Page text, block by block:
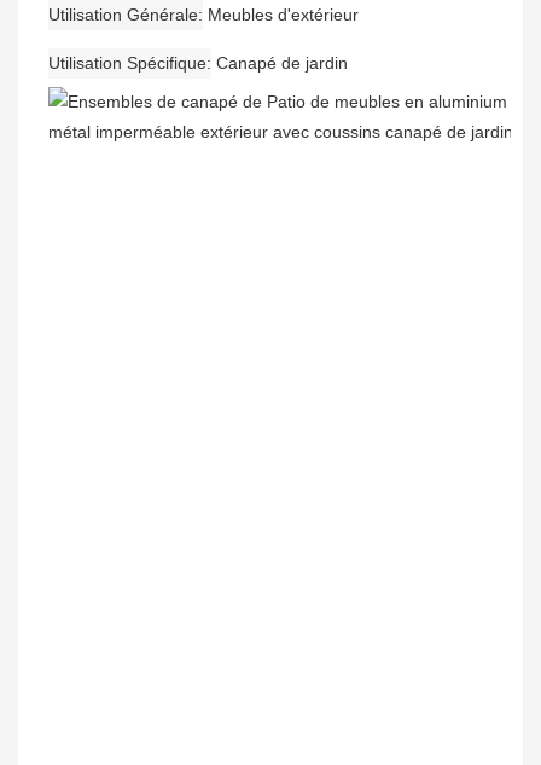
Utilisation Générale Meubles d'extérieur
Utilisation Spécifique Canapé de jardin